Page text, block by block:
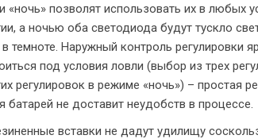
«ночь» позволят использовать их в любых
а ночью оба светодиода будут тускло
темноте. Наружный контроль регулировки
под условия ловли (выбор из трех
регулировок в режиме «ночь») – простая
батарей не доставит неудобств в процессе.
вставки не дадут удилищу